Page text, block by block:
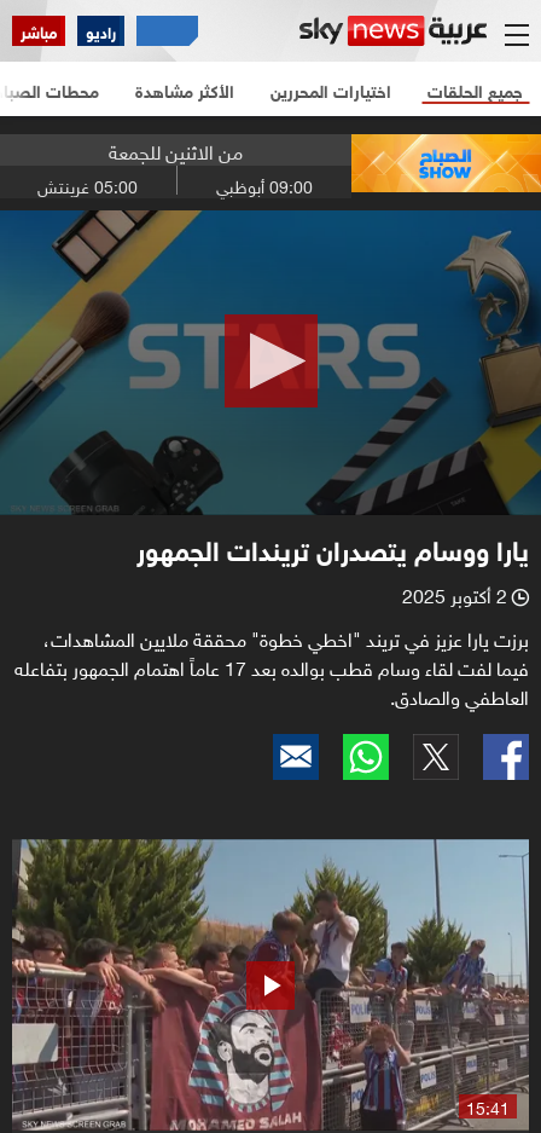
راديو مباشر
جميع الحلقات اختيارات المحررين الأكثر مشاهدة محطات
من الاثنين للجمعة
09:00أبوظبي 05:00 غرينتش
seconds
minutes,
seconds
يارا ووسام يتصدران تريندات الجمهور
l 2 أكتوبر 2025
برزت يارا عزيز في تريند "اخطي خطوة" محققة ملايين المشاهدات،
فيما لفت لقاء وسام قطب بوالده بعد 17 عاماً اهتمام الجمهور بتفاعله
العاطفي والصادق.
15:41